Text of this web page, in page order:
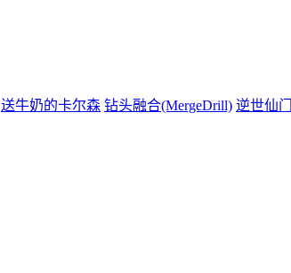
送牛奶的卡尔森 钻头融合(MergeDrill) 逆世仙门